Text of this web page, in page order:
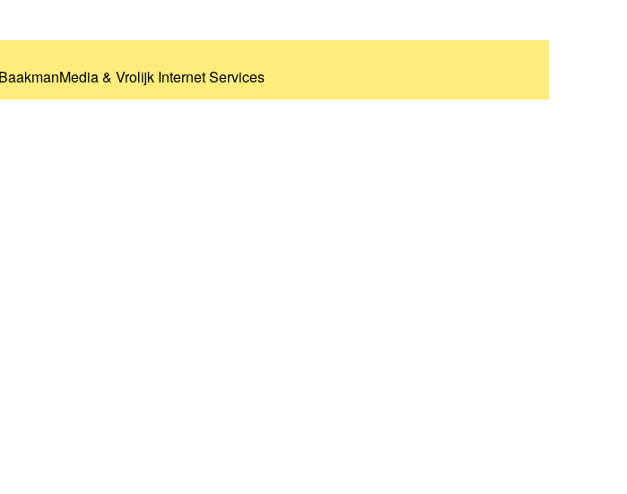
BaakmanMedia& Vrolijk Internet Services